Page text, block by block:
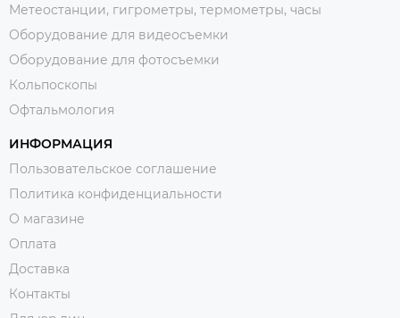
Метеостанции, гигрометры, термометры, часы
Оборудование для видеосъемки
Оборудование для фотосъемки
Кольпоскопы
Офтальмология
ИНФОРМАЦИЯ
Пользовательское соглашение
Политика конфиденциальности
О магазине
Оплата
Доставка
Контакты